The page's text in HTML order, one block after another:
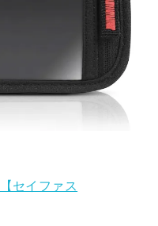
セイファス